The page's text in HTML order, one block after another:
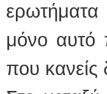
μόνο αυτό
που κανείς